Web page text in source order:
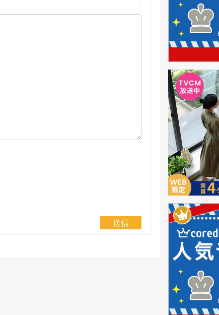
送信